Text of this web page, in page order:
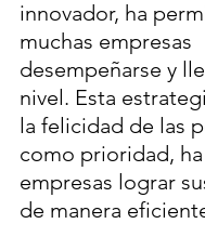
innovador, ha
muchas empresas
desempeñarse y
nivel. Esta
la felicidad de las
como prioridad,
empresas lograr
de manera